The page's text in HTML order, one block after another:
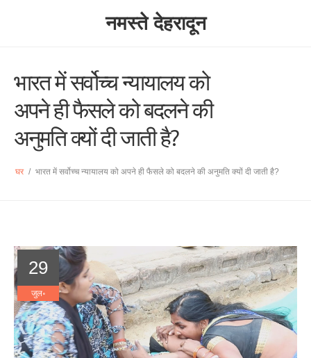
नमस्ते देहरादून
भारत में सर्वोच्च न्यायालय को
अपने ही फैसले को बदलने की
अनुमति क्यों दी जाती है?
घर / भारत में सर्वोच्च न्यायालय को अपने ही फैसले को बदलने की अनुमति क्यों दी जाती है?
29
जुल॰